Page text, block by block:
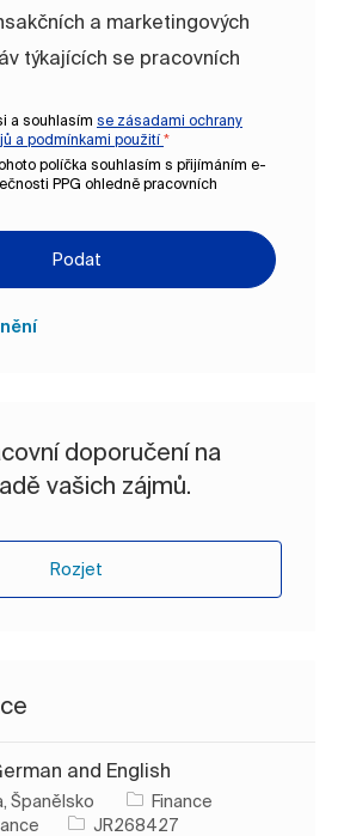
a marketingových
týkajících se pracovních
a souhlasím se zásadami ochrany
a podmínkami použití *
políčka souhlasím s přijímáním e-
PPG ohledně pracovních
Podat
doporučení na
vašich zájmů.
Rozjet
and English
Španělsko
Finance
ID úlohy
JR268427